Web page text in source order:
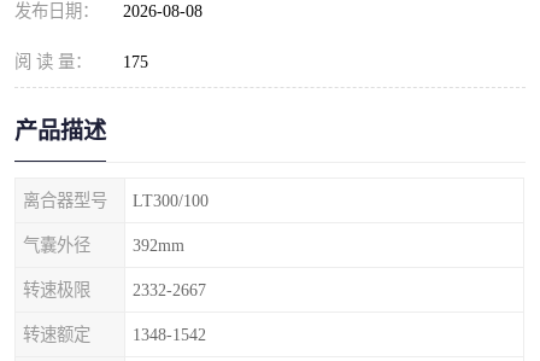
发布日期： 2026-08-08
阅 读 量： 175
产品描述
离合器型号 LT300/100
气囊外径 392mm
转速极限 2332-2667
转速额定 1348-1542